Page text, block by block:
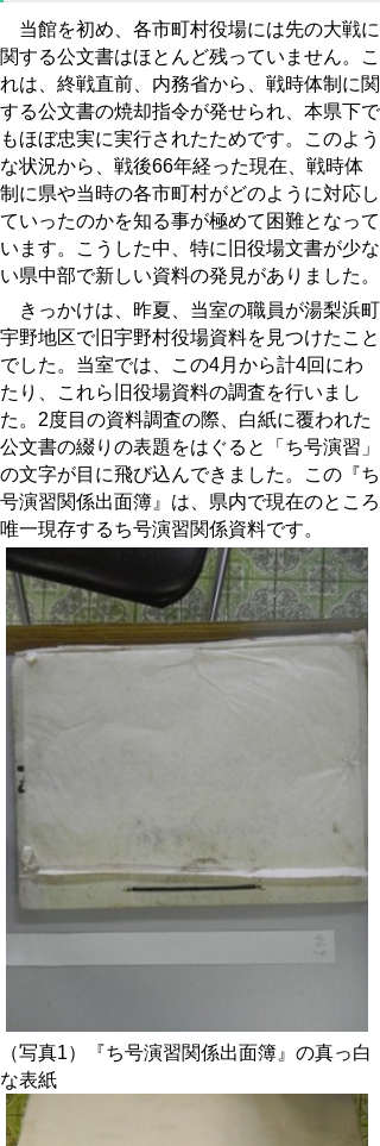
当館を初め、各市町村役場には先の大戦に
関する公文書はほとんど残っていません。こ
れは、終戦直前、内務省から、戦時体制に関
する公文書の焼却指令が発せられ、本県下で
もほぼ忠実に実行されたためです。このよう
な状況から、戦後66年経った現在、戦時体
制に県や当時の各市町村がどのように対応し
ていったのかを知る事が極めて困難となって
います。こうした中、特に旧役場文書が少な
い県中部で新しい資料の発見がありました。
きっかけは、昨夏、当室の職員が湯梨浜町
宇野地区で旧宇野村役場資料を見つけたこと
でした。当室では、この4月から計4回にわ
たり、これら旧役場資料の調査を行いまし
た。2度目の資料調査の際、白紙に覆われた
公文書の綴りの表題をはぐると「ち号演習」
の文字が目に飛び込んできました。この『ち
号演習関係出面簿』は、県内で現在のところ
唯一現存するち号演習関係資料です。
（写真1）『ち号演習関係出面簿』の真っ白
な表紙